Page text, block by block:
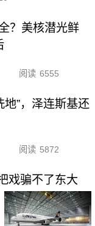
？美核潜光鲜
阅读 6555
地”，泽连斯基还
阅读 5872
戏骗不了东大